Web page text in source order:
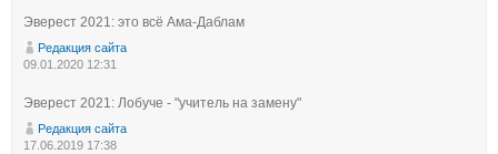
Эверест 2021: это всё Ама-Даблам
Редакция сайта
09.01.2020 12:31
Эверест 2021: Лобуче - "учитель на замену"
Редакция сайта
17.06.2019 17:38